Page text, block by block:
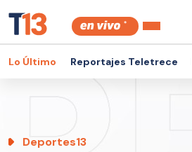
Lo Último Reportajes Teletrece
Deportes13